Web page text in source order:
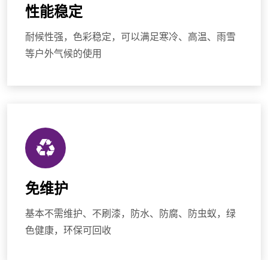
性能稳定
耐候性强，色彩稳定，可以满足寒冷、高温、雨雪
等户外气候的使用
免维护
基本不需维护、不刷漆，防水、防腐、防虫蚁，绿
色健康，环保可回收